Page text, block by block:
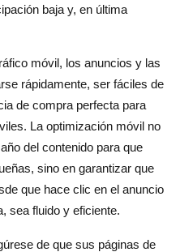
baja y, en última
móvil, los anuncios y las
rápidamente, ser fáciles de
de compra perfecta para
La optimización móvil no
del contenido para que
sino en garantizar que
que hace clic en el anuncio
sea fluido y eficiente.
de que sus páginas de